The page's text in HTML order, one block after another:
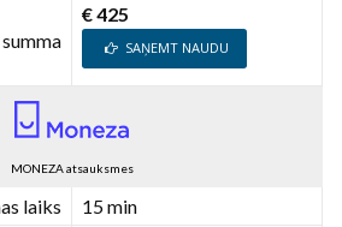
€ 425
SAŅEMT NAUDU
MONEZA atsauksmes
laiks
15 min